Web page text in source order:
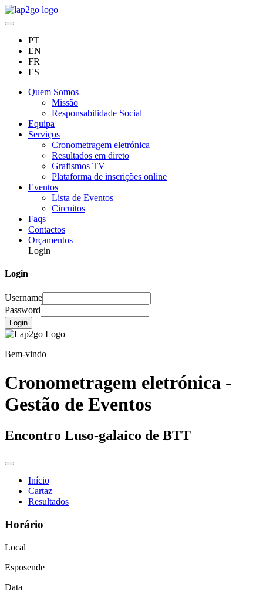
PT
EN
FR
ES
Quem Somos
Missão
Responsabilidade Social
Equipa
Serviços
Cronometragem eletrónica
Resultados em direto
Grafismos TV
Plataforma de inscrições online
Eventos
Lista de Eventos
Circuitos
Faqs
Contactos
Orçamentos
Login
Login
Username
Password
Login
Bem-vindo
Cronometragem eletrónica -
Gestão de Eventos
Encontro Luso-galaico de BTT
Início
Cartaz
Resultados
Horário
Local
Esposende
Data